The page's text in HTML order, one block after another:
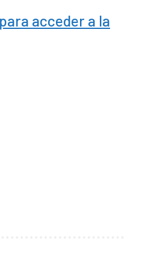
acceder a la